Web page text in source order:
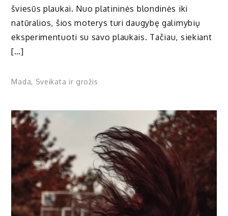
šviesūs plaukai. Nuo platininės blondinės iki
natūralios, šios moterys turi daugybę galimybių
eksperimentuoti su savo plaukais. Tačiau, siekiant
[…]
Mada, Sveikata ir grožis